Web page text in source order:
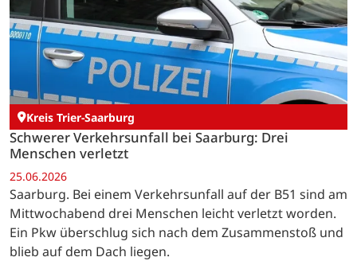
Kreis Trier-Saarburg
Schwerer Verkehrsunfall bei Saarburg: Drei
Menschen verletzt
25.06.2026
Saarburg. Bei einem Verkehrsunfall auf der B51 sind am
Mittwochabend drei Menschen leicht verletzt worden.
Ein Pkw überschlug sich nach dem Zusammenstoß und
blieb auf dem Dach liegen.